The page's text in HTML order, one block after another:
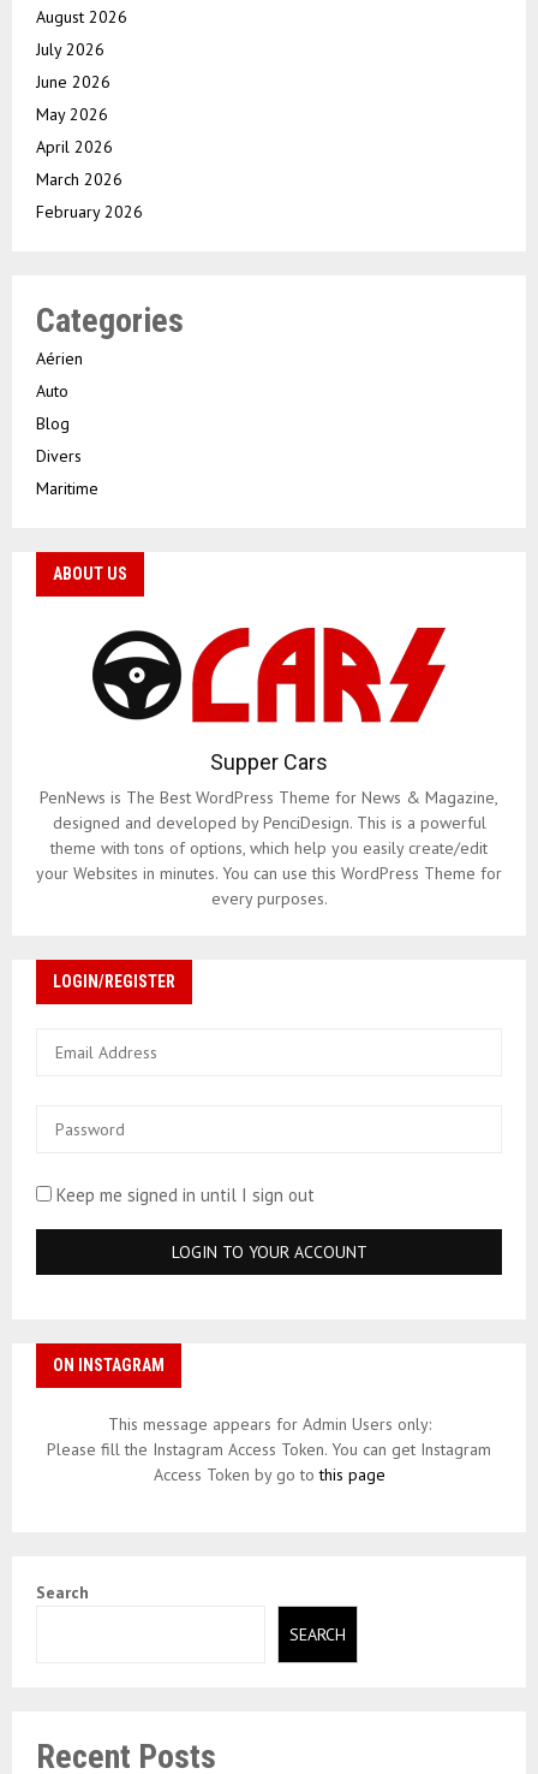
August 2026
July 2026
June 2026
May 2026
April 2026
March 2026
February 2026
Categories
Aérien
Auto
Blog
Divers
Maritime
ABOUT US
Supper Cars
PenNews is The Best WordPress Theme for News & Magazine,
designed and developed by PenciDesign. This is a powerful
theme with tons of options, which help you easily create/edit
your Websites in minutes. You can use this WordPress Theme for
every purposes.
LOGIN/REGISTER
Keep me signed in until I sign out
ON INSTAGRAM
This message appears for Admin Users only:
Please fill the Instagram Access Token. You can get Instagram
Access Token by go tothis page
Search
SEARCH
Recent Posts